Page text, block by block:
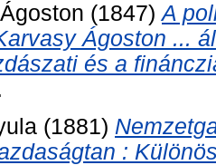
(1847)A
Ágoston ...
és a
(1881)
: